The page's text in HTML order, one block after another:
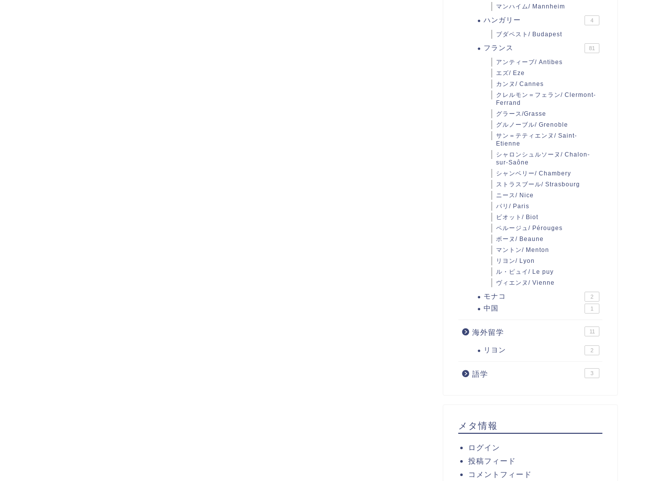
マンハイム/ Mannheim
ハンガリー 4
ブダペスト/ Budapest
フランス 81
アンティーブ/ Antibes
エズ/ Eze
カンヌ/ Cannes
クレルモン＝フェラン/ Clermont-
Ferrand
グラース/Grasse
グルノーブル/ Grenoble
サン＝テティエンヌ/ Saint-
Etienne
シャロンシュルソーヌ/ Chalon-
sur-Saône
シャンベリー/ Chambery
ストラスブール/ Strasbourg
ニース/ Nice
パリ/ Paris
ビオット/ Biot
ペルージュ/ Pérouges
ボーヌ/ Beaune
マントン/ Menton
リヨン/ Lyon
ル・ピュイ/ Le puy
ヴィエンヌ/ Vienne
モナコ 2
中国 1
海外留学 11
リヨン 2
語学 3
メタ情報
ログイン
投稿フィード
コメントフィード